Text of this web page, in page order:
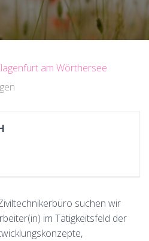
am Wörthersee
suchen wir
im Tätigkeitsfeld der